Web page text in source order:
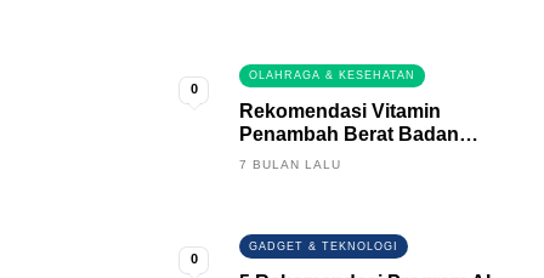
0
OLAHRAGA & KESEHATAN
Rekomendasi Vitamin
Penambah Berat Badan
Terbaik
7 BULAN LALU
0
GADGET & TEKNOLOGI